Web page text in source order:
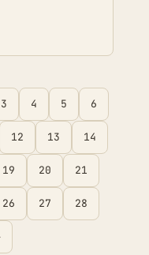
3 4 5 6
12 13 14
19 20 21
26 27 28